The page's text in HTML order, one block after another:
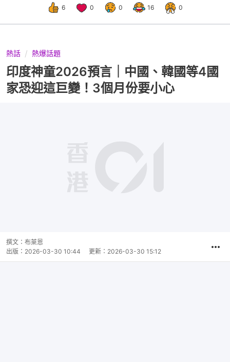
6 0 0 16 0
熱話 熱爆話題
印度神童2026預言｜中國、韓國等4國
家恐迎這巨變！3個月份要小心
撰文： 布萊恩
出版： 2026-03-30 10:44 更新： 2026-03-30 15:12